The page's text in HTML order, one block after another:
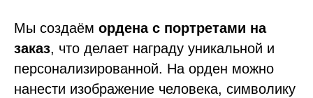
Мы создаём ордена с портретами на
заказ, что делает награду уникальной и
персонализированной. На орден можно
нанести изображение человека, символику